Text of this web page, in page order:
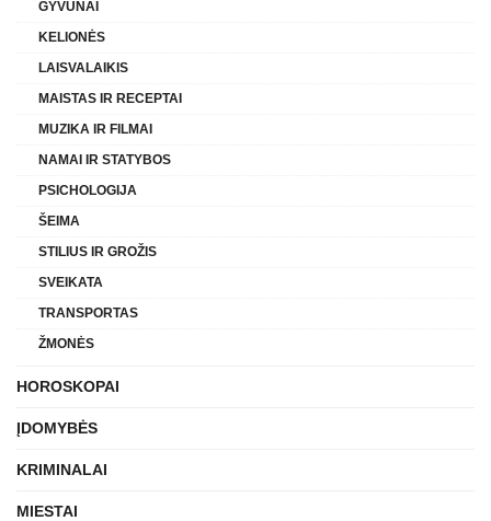
GYVŪNAI
KELIONĖS
LAISVALAIKIS
MAISTAS IR RECEPTAI
MUZIKA IR FILMAI
NAMAI IR STATYBOS
PSICHOLOGIJA
ŠEIMA
STILIUS IR GROŽIS
SVEIKATA
TRANSPORTAS
ŽMONĖS
HOROSKOPAI
ĮDOMYBĖS
KRIMINALAI
MIESTAI